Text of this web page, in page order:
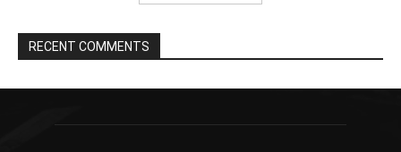
RECENT COMMENTS